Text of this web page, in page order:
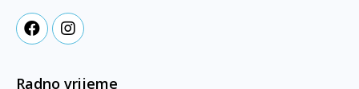
Radno vrijeme